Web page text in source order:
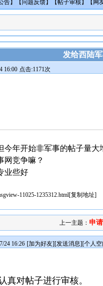
告】【问题反馈】【帖子审核】【 网
发给西陆
16:00 点击:1171次
今年开始非军事的帖子量
网竞争嘛？
业些好
11025-1235312.html[复制地址]
上一主题：申
24 16:26 [加为好友][发送消息][个人
真对帖子进行审核。